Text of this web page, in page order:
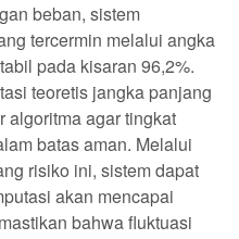
beban, sistem
tercermin melalui angka
pada kisaran 96,2%.
teoretis jangka panjang
algoritma agar tingkat
batas aman. Melalui
risiko ini, sistem dapat
akan mencapai
bahwa fluktuasi